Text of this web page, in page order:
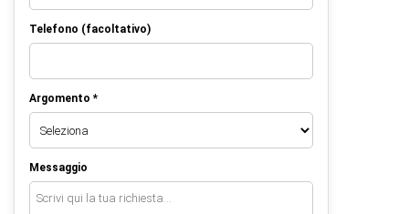
Telefono (facoltativo)
Argomento *
Messaggio